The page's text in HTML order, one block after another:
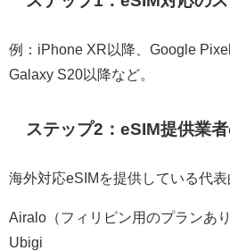
例：iPhone XR以降、Google
Galaxy S20以降など。
ステップ2：eSIM提供業
海外対応eSIMを提供している代表
Airalo（フィリピン用のプランあり
Ubigi